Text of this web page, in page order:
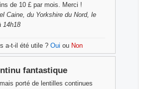
de 10 £ par mois. Merci !
Caine, du Yorkshire du Nord, le
14h18
a-t-il été utile ? Oui ou Non
fantastique
porté de lentilles continues